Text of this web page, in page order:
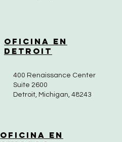
Oficina en
Detroit
400 Renaissance Center
Suite 2600
Detroit, Michigan, 48243
Oficina en